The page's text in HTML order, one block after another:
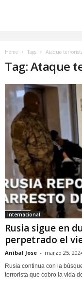
Home Tags Ataque
Tag: Ataque
Internacional
Rusia sigue en
perpetrado el
Anibal Jose - marzo 25,
Rusia continua con la
terrorista que cobro la vida